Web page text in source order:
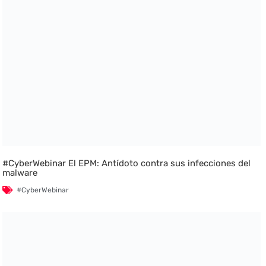
#CyberWebinar El EPM: Antídoto contra sus infecciones del
malware
#CyberWebinar